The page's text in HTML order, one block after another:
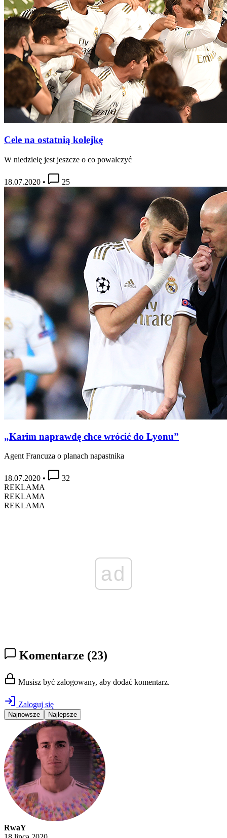
Cele na ostatnią kolejkę
W niedzielę jest jeszcze o co powalczyć
18.07.2020 • 25
„Karim naprawdę chce wrócić do Lyonu”
Agent Francuza o planach napastnika
18.07.2020 •
32
REKLAMA
REKLAMA
REKLAMA
ad
Komentarze (23)
Musisz być zalogowany, aby dodać komentarz.
Zaloguj się
Najnowsze Najlepsze
RwaY